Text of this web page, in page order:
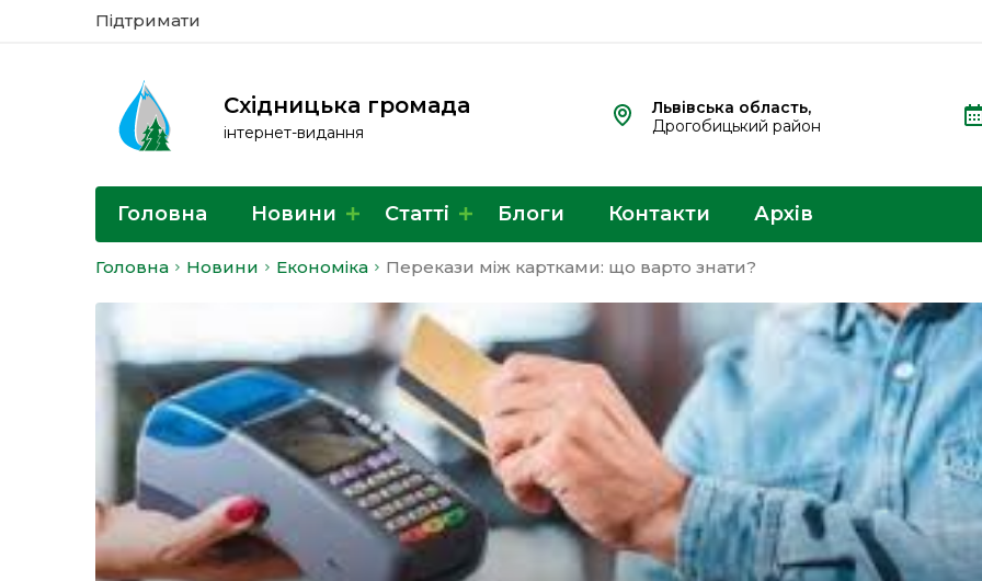
Підтримати
Східницька громада
інтернет-видання
Львівська область,
Дрогобицький район
Головна Новини Статті Блоги Контакти Архів
Головна Новини Економіка Перекази між картками: що варто знати?